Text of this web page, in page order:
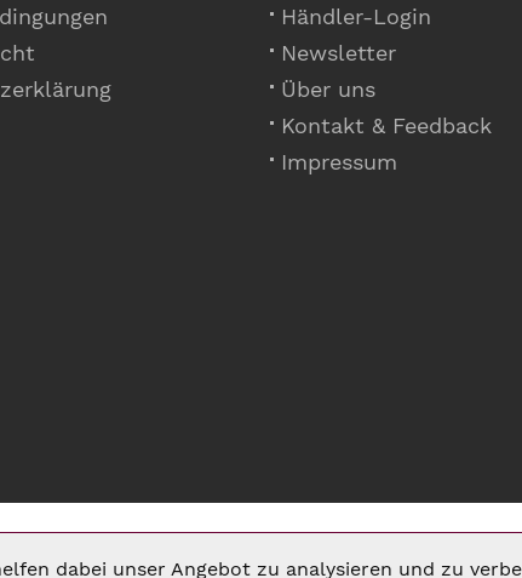
Händler-Login
Newsletter
Über uns
Kontakt & Feedback
Impressum
dabei unser Angebot zu analysieren und zu